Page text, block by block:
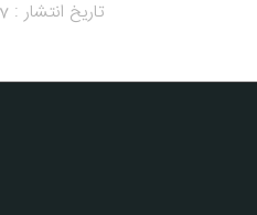
تاریخ انتشار :